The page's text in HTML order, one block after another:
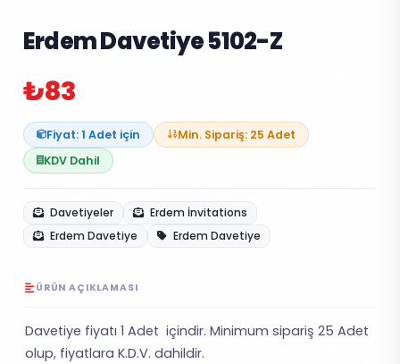
Erdem Davetiye 5102-Z
₺83
Fiyat: 1 Adet için
Min. Sipariş: 25 Adet
KDV Dahil
Davetiyeler
Erdem İnvitations
Erdem Davetiye
Erdem Davetiye
ÜRÜN AÇIKLAMASI
Davetiye fiyatı 1 Adet içindir. Minimum sipariş 25 Adet
olup, fiyatlara K.D.V. dahildir.